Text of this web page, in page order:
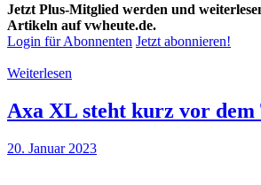
Jetzt Plus-Mitglied werden und
Artikeln auf vwheute.de.
Login für Abonnenten Jetzt abonnieren!
Weiterlesen
Axa XL steht kurz vor
20. Januar 2023